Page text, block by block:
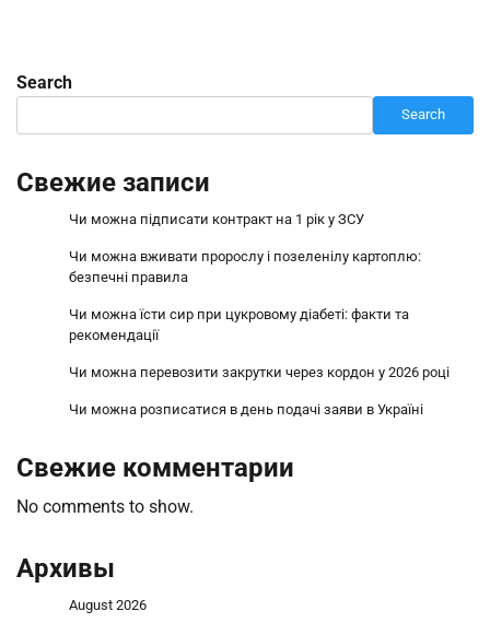
Search
Search
Свежие записи
Чи можна підписати контракт на 1 рік у ЗСУ
Чи можна вживати пророслу і позеленілу картоплю:
безпечні правила
Чи можна їсти сир при цукровому діабеті: факти та
рекомендації
Чи можна перевозити закрутки через кордон у 2026 році
Чи можна розписатися в день подачі заяви в Україні
Свежие комментарии
No comments to show.
Архивы
August 2026